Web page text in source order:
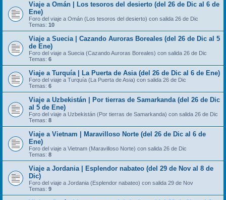
Viaje a Omán | Los tesoros del desierto (del 26 de Dic al 6 de
Ene)
Foro del viaje a Omán (Los tesoros del desierto) con salida 26 de Dic
Temas: 10
Viaje a Suecia | Cazando Auroras Boreales (del 26 de Dic al 5
de Ene)
Foro del viaje a Suecia (Cazando Auroras Boreales) con salida 26 de Dic
Temas: 6
Viaje a Turquía | La Puerta de Asia (del 26 de Dic al 6 de Ene)
Foro del viaje a Turquía (La Puerta de Asia) con salida 26 de Dic
Temas: 6
Viaje a Uzbekistán | Por tierras de Samarkanda (del 26 de Dic
al 5 de Ene)
Foro del viaje a Uzbekistán (Por tierras de Samarkanda) con salida 26 de Dic
Temas: 8
Viaje a Vietnam | Maravilloso Norte (del 26 de Dic al 6 de
Ene)
Foro del viaje a Vietnam (Maravilloso Norte) con salida 26 de Dic
Temas: 8
Viaje a Jordania | Esplendor nabateo (del 29 de Nov al 8 de
Dic)
Foro del viaje a Jordania (Esplendor nabateo) con salida 29 de Nov
Temas: 9